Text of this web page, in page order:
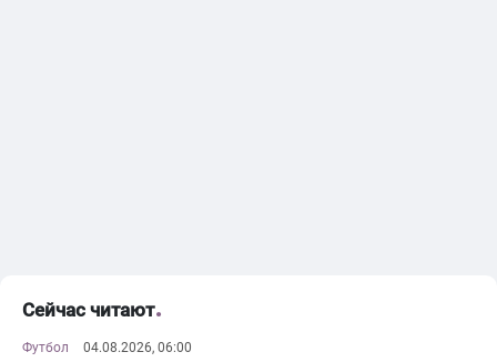
Сейчас читают
Футбол 04.08.2026, 06:00